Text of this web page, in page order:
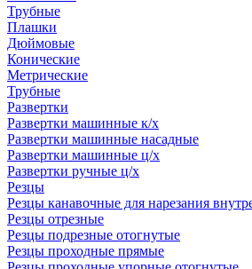
Трубные
Плашки
Дюймовые
Конические
Метрические
Трубные
Развертки
Развертки машинные к/х
Развертки машинные насадные
Развертки машинные ц/х
Развертки ручные ц/х
Резцы
Резцы канавочные для нарезания
Резцы отрезные
Резцы подрезные отогнутые
Резцы проходные прямые